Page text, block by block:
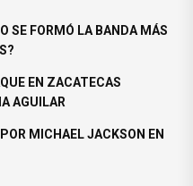
SE FORMÓ LA BANDA MÁS
EN ZACATECAS
AGUILAR
MICHAEL JACKSON EN